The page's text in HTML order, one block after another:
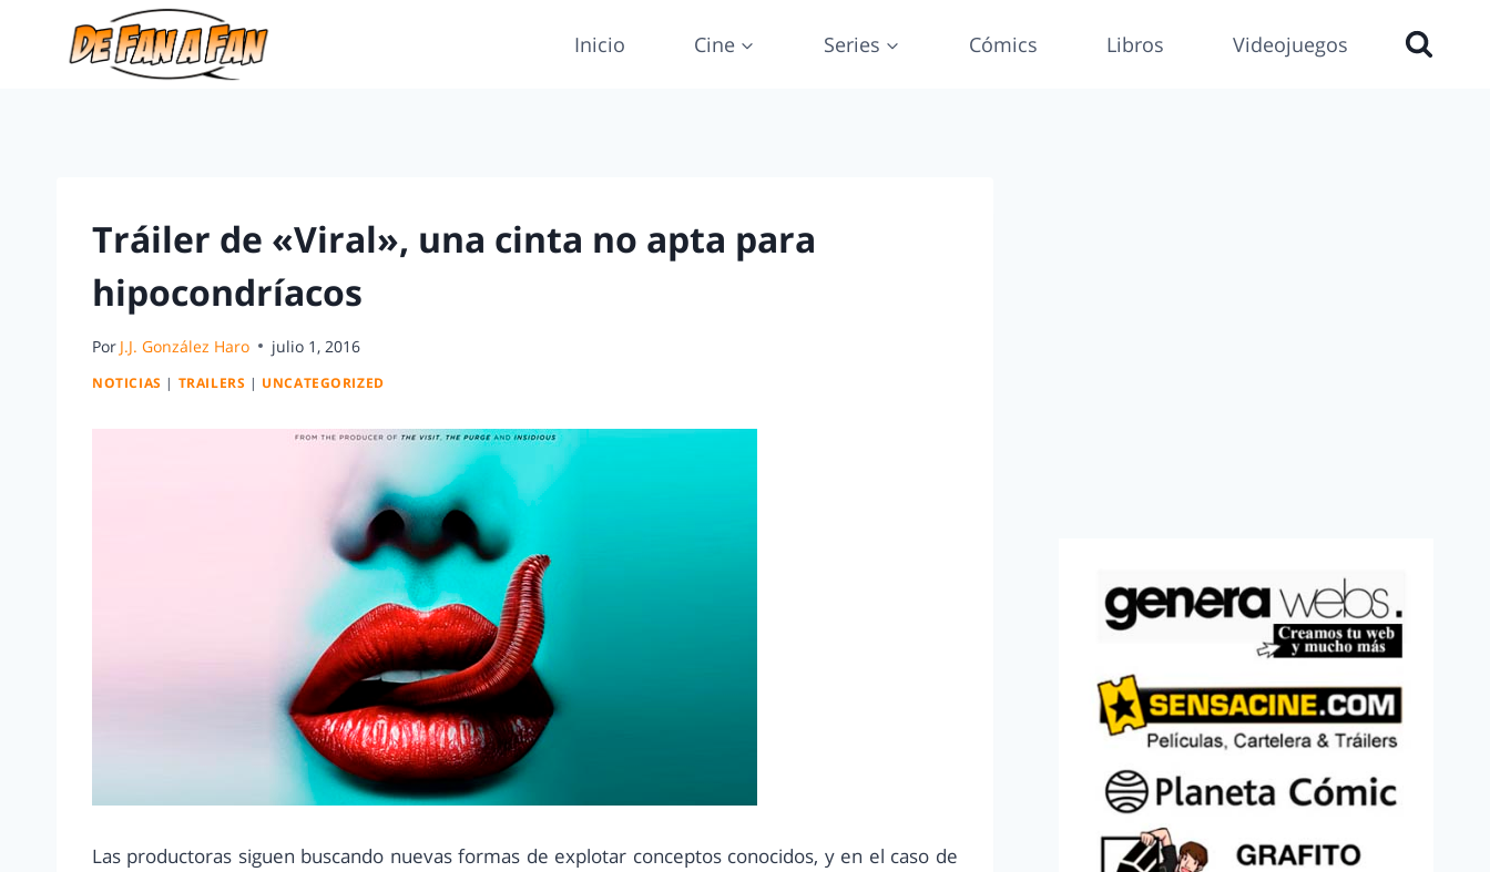
Inicio Cine Series Cómics Libros Videojuegos
Tráiler de «Viral», una cinta no apta para
hipocondríacos
Por J.J. González Haro julio 1, 2016
NOTICIAS | TRAILERS | UNCATEGORIZED
Las productoras siguen buscando nuevas formas de explotar conceptos conocidos, y en el caso de